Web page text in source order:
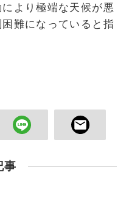
より極端な天候が悪
難になっていると指
事